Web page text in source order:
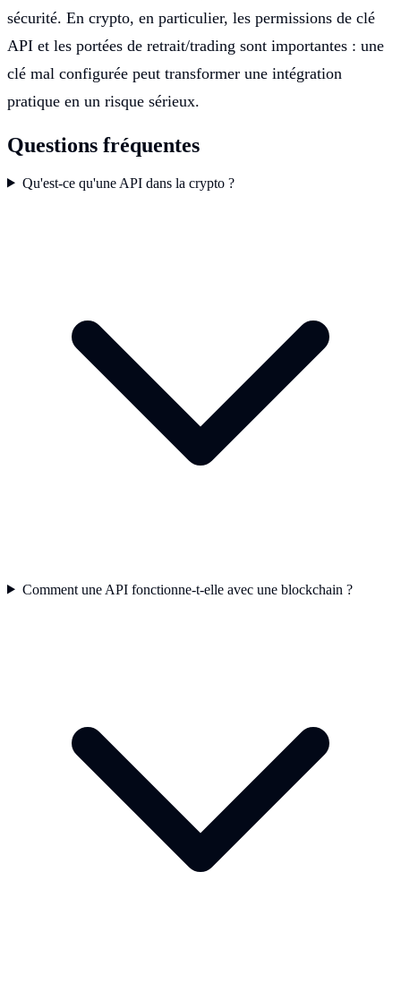
sécurité. En crypto, en particulier, les permissions de clé
API et les portées de retrait/trading sont importantes : une
clé mal configurée peut transformer une intégration
pratique en un risque sérieux.
Questions fréquentes
Qu'est-ce qu'une API dans la crypto ?
Comment une API fonctionne-t-elle avec une blockchain ?